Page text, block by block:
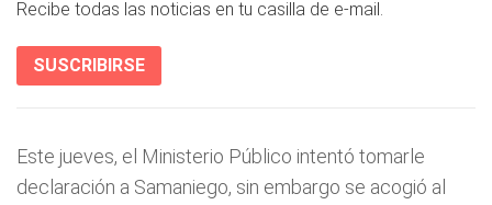
Recibe todas las noticias en tu casilla de e-mail.
SUSCRIBIRSE
Este jueves, el Ministerio Público intentó tomarle
declaración a Samaniego, sin embargo se acogió al